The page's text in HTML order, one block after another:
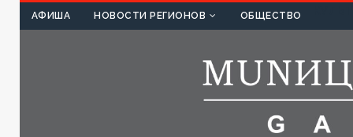
АФИША НОВОСТИ РЕГИОНОВ ОБЩЕСТВО